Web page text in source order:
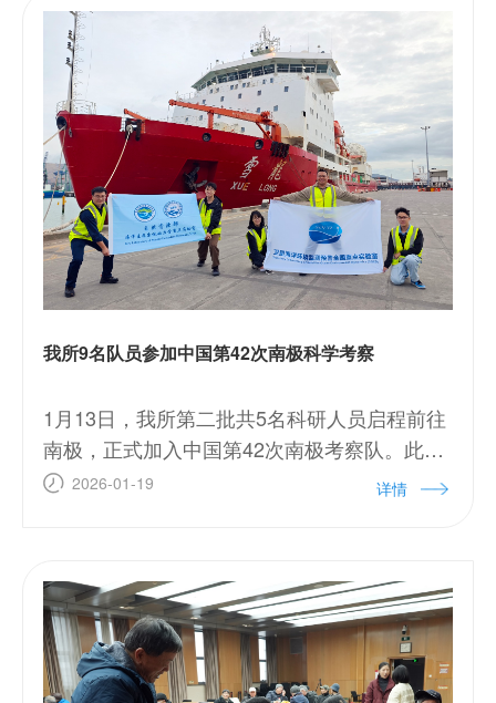
我所9名队员参加中国第42次南极科学考察
1月13日，我所第二批共5名科研人员启程前往
南极，正式加入中国第42次南极考察队。此
前，第一批共4名科研人员已在南极半岛邻近
2026-01-19 详情